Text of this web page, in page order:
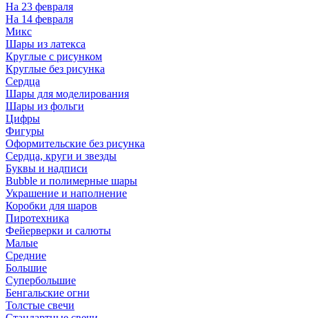
На 23 февраля
На 14 февраля
Микс
Шары из латекса
Круглые с рисунком
Круглые без рисунка
Сердца
Шары для моделирования
Шары из фольги
Цифры
Фигуры
Оформительские без рисунка
Сердца, круги и звезды
Буквы и надписи
Bubble и полимерные шары
Украшение и наполнение
Коробки для шаров
Пиротехника
Фейерверки и салюты
Малые
Средние
Большие
Супербольшие
Бенгальские огни
Толстые свечи